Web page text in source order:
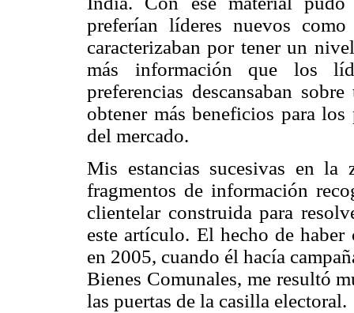
preferían líderes nuevos
caracterizaban por tener un
más información que los
preferencias descansaban
obtener más beneficios para
del mercado.
Mis estancias sucesivas en la
fragmentos de información
clientelar construida para
este artículo. El hecho de
en 2005, cuando él hacía
Bienes Comunales, me resultó
las puertas de la casilla electoral.